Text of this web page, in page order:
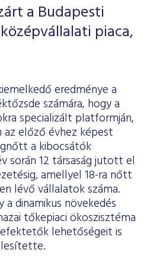
a Budapesti
piaca,
eredménye a
számára, hogy a
specializált platformján,
az előző évhez képest
a kibocsátók
során 12 társaság jutott el
amellyel 18-ra nőtt
lévő vállalatok száma.
dinamikus növekedés
tőkepiaci ökoszisztéma
lehetőségeit is